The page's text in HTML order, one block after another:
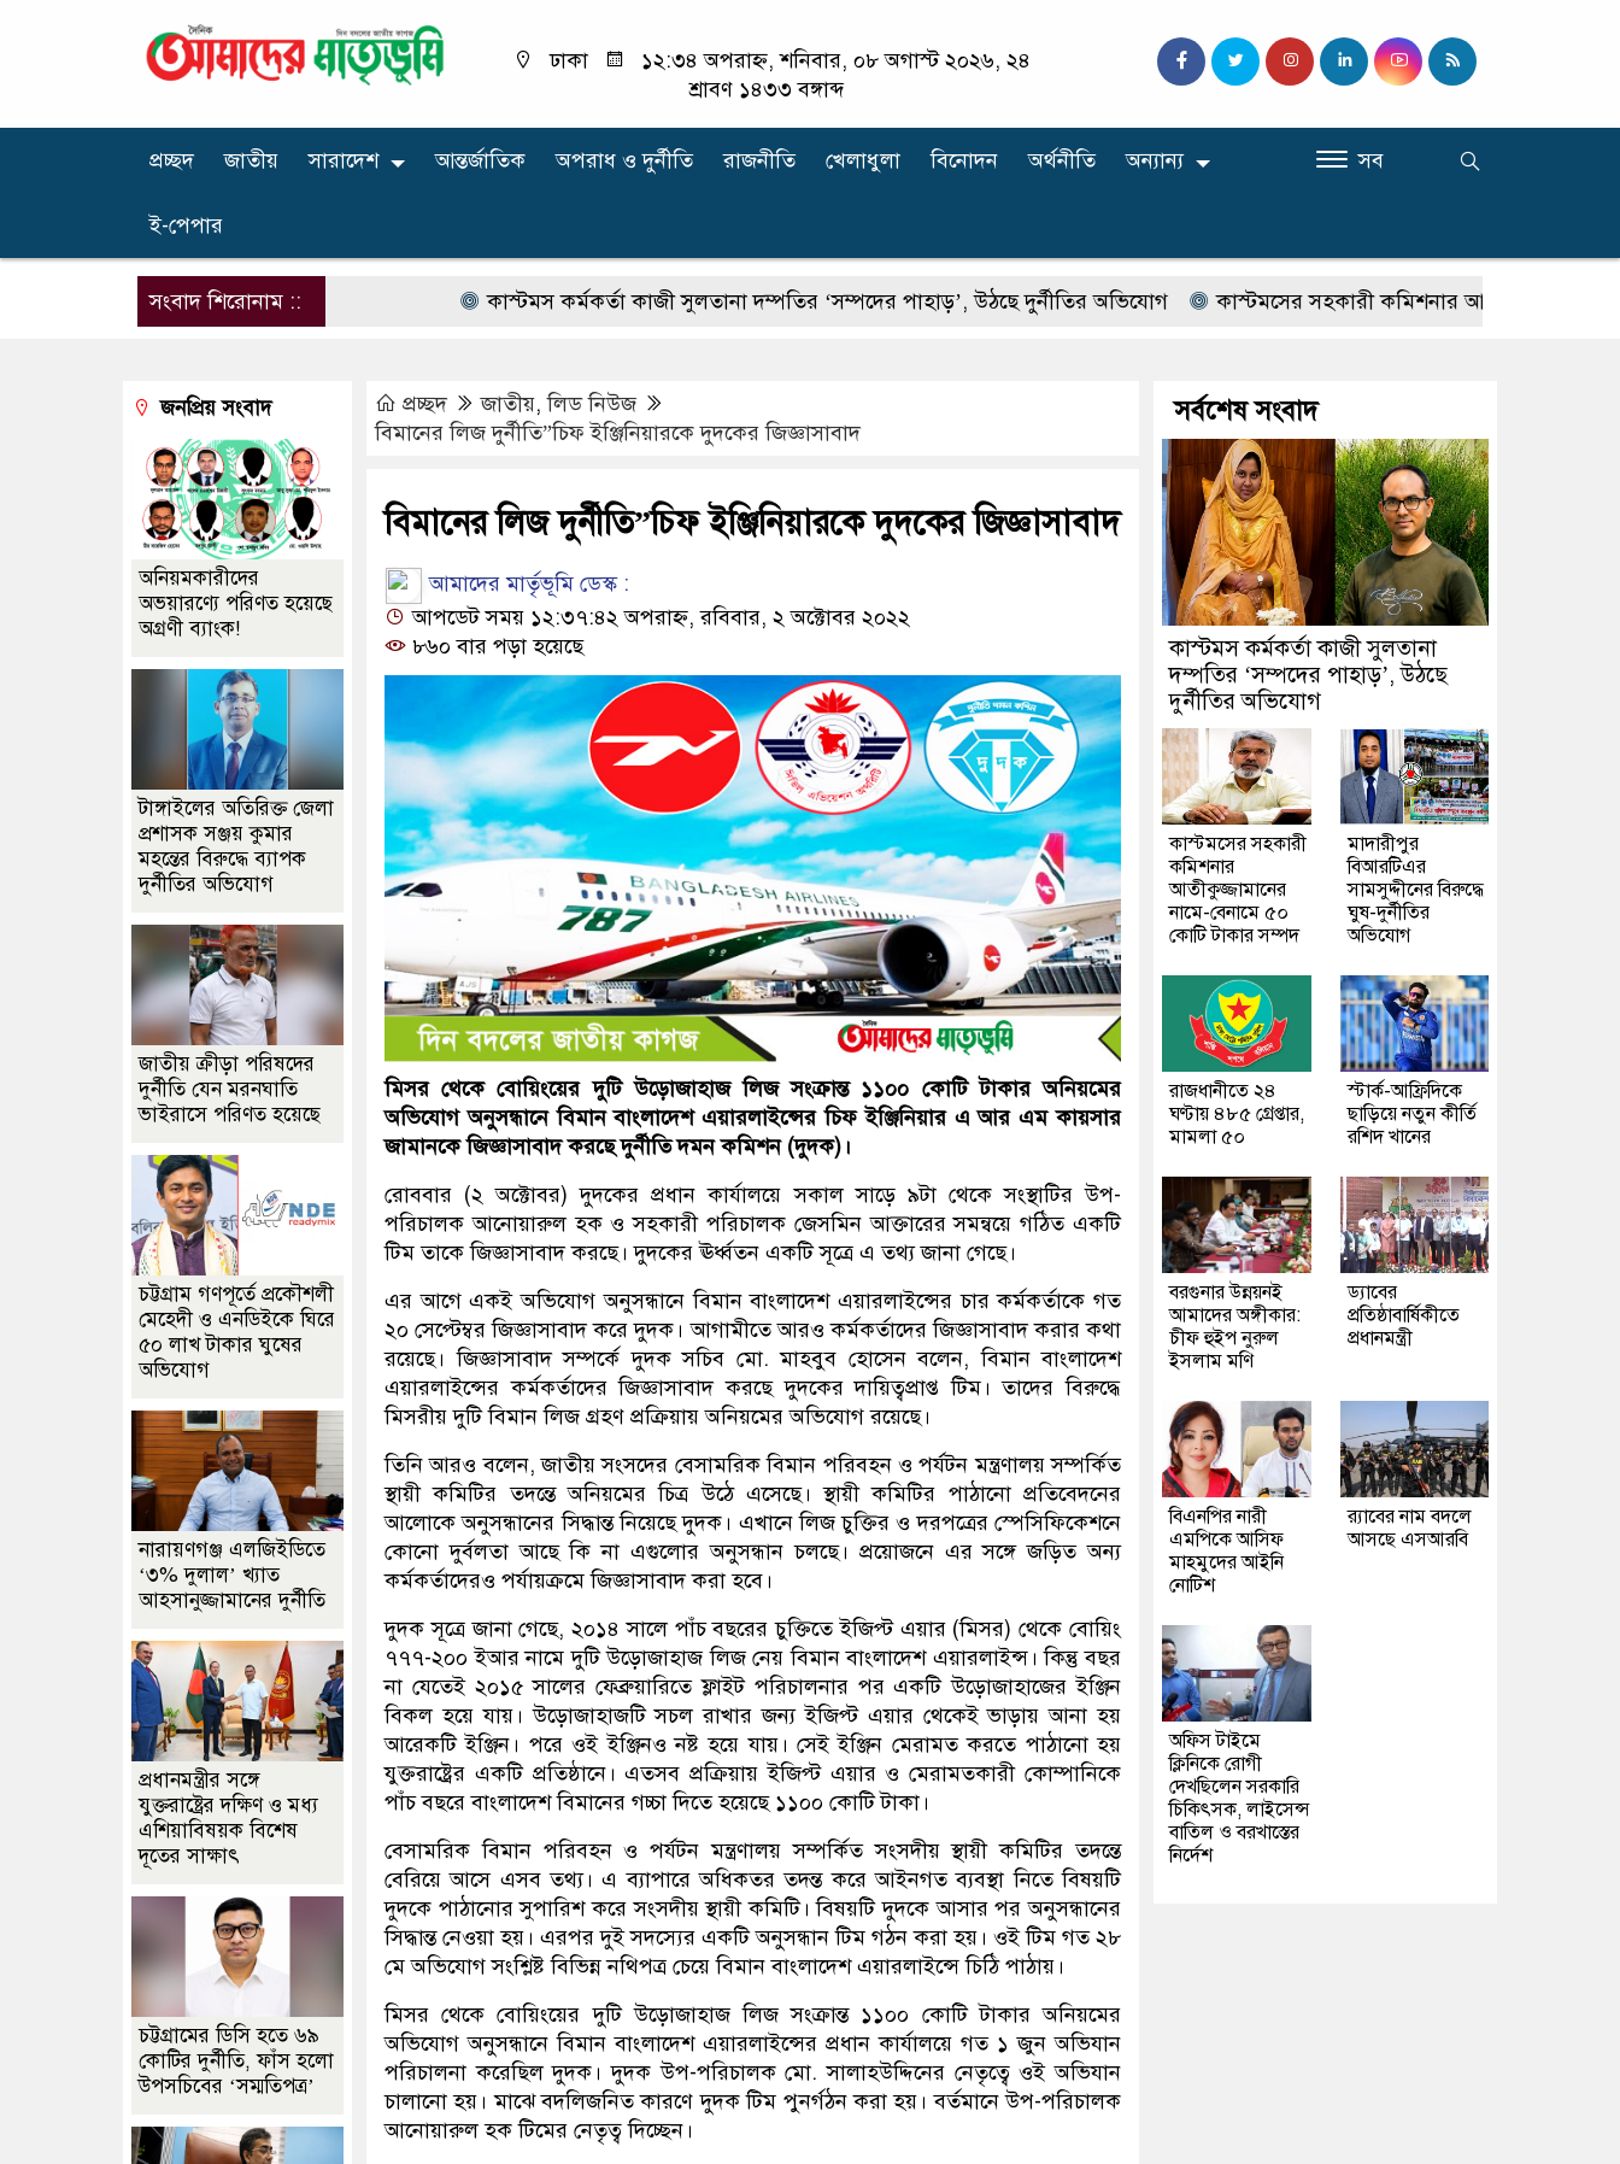
ঢাকা
১২:৩৪ অপরাহ্ন, শনিবার, ০৮ অগাস্ট ২০২৬, ২৪
শ্রাবণ ১৪৩৩ বঙ্গাব্দ
প্রচ্ছদ জাতীয় সারাদেশ আন্তর্জাতিক অপরাধ ‍ও দুর্নীতি রাজনীতি খেলাধুলা বিনোদন অর্থনীতি অন্যান্য
ই-পেপার
সব
সংবাদ শিরোনাম :: কাস্টমস কর্মকর্তা কাজী সুলতানা দম্পতির ‘সম্পদের পাহাড়’, উঠছে দুর্নীতির অভিযোগ কাস্টমসের সহকারী কমিশনার আতীকুজ্জামানের নামে-
প্রচ্ছদ জাতীয়,লিড নিউজ
বিমানের লিজ দুর্নীতি”চিফ ইঞ্জিনিয়ারকে দুদকের জিজ্ঞাসাবাদ
বিমানের লিজ দুর্নীতি”চিফ ইঞ্জিনিয়ারকে দুদকের জিজ্ঞাসাবাদ
আমাদের মার্তৃভূমি ডেস্ক :
আপডেট সময় ১২:৩৭:৪২ অপরাহ্ন, রবিবার, ২ অক্টোবর ২০২২
৮৬০ বার পড়া হয়েছে
মিসর থেকে বোয়িংয়ের দুটি উড়োজাহাজ লিজ সংক্রান্ত ১১০০ কোটি টাকার অনিয়মের
অভিযোগ অনুসন্ধানে বিমান বাংলাদেশ এয়ারলাইন্সের চিফ ইঞ্জিনিয়ার এ আর এম কায়সার
জামানকে জিজ্ঞাসাবাদ করছে দুর্নীতি দমন কমিশন (দুদক)।
রোববার (২ অক্টোবর) দুদকের প্রধান কার্যালয়ে সকাল সাড়ে ৯টা থেকে সংস্থাটির উপ-
পরিচালক আনোয়ারুল হক ও সহকারী পরিচালক জেসমিন আক্তারের সমন্বয়ে গঠিত একটি
টিম তাকে জিজ্ঞাসাবাদ করছে। দুদকের ঊর্ধ্বতন একটি সূত্রে এ তথ্য জানা গেছে।
এর আগে একই অভিযোগ অনুসন্ধানে বিমান বাংলাদেশ এয়ারলাইন্সের চার কর্মকর্তাকে গত
২০ সেপ্টেম্বর জিজ্ঞাসাবাদ করে দুদক। আগামীতে আরও কর্মকর্তাদের জিজ্ঞাসাবাদ করার কথা
রয়েছে। জিজ্ঞাসাবাদ সম্পর্কে দুদক সচিব মো. মাহবুব হোসেন বলেন, বিমান বাংলাদেশ
এয়ারলাইন্সের কর্মকর্তাদের জিজ্ঞাসাবাদ করছে দুদকের দায়িত্বপ্রাপ্ত টিম। তাদের বিরুদ্ধে
মিসরীয় দুটি বিমান লিজ গ্রহণ প্রক্রিয়ায় অনিয়মের অভিযোগ রয়েছে।
তিনি আরও বলেন, জাতীয় সংসদের বেসামরিক বিমান পরিবহন ও পর্যটন মন্ত্রণালয় সম্পর্কিত
স্থায়ী কমিটির তদন্তে অনিয়মের চিত্র উঠে এসেছে। স্থায়ী কমিটির পাঠানো প্রতিবেদনের
আলোকে অনুসন্ধানের সিদ্ধান্ত নিয়েছে দুদক। এখানে লিজ চুক্তির ও দরপত্রের স্পেসিফিকেশনে
কোনো দুর্বলতা আছে কি না এগুলোর অনুসন্ধান চলছে। প্রয়োজনে এর সঙ্গে জড়িত অন্য
কর্মকর্তাদেরও পর্যায়ক্রমে জিজ্ঞাসাবাদ করা হবে।
দুদক সূত্রে জানা গেছে, ২০১৪ সালে পাঁচ বছরের চুক্তিতে ইজিপ্ট এয়ার (মিসর) থেকে বোয়িং
৭৭৭-২০০ ইআর নামে দুটি উড়োজাহাজ লিজ নেয় বিমান বাংলাদেশ এয়ারলাইন্স। কিন্তু বছর
না যেতেই ২০১৫ সালের ফেব্রুয়ারিতে ফ্লাইট পরিচালনার পর একটি উড়োজাহাজের ইঞ্জিন
বিকল হয়ে যায়। উড়োজাহাজটি সচল রাখার জন্য ইজিপ্ট এয়ার থেকেই ভাড়ায় আনা হয়
আরেকটি ইঞ্জিন। পরে ওই ইঞ্জিনও নষ্ট হয়ে যায়। সেই ইঞ্জিন মেরামত করতে পাঠানো হয়
যুক্তরাষ্ট্রের একটি প্রতিষ্ঠানে। এতসব প্রক্রিয়ায় ইজিপ্ট এয়ার ও মেরামতকারী কোম্পানিকে
পাঁচ বছরে বাংলাদেশ বিমানের গচ্চা দিতে হয়েছে ১১০০ কোটি টাকা।
বেসামরিক বিমান পরিবহন ও পর্যটন মন্ত্রণালয় সম্পর্কিত সংসদীয় স্থায়ী কমিটির তদন্তে
বেরিয়ে আসে এসব তথ্য। এ ব্যাপারে অধিকতর তদন্ত করে আইনগত ব্যবস্থা নিতে বিষয়টি
দুদকে পাঠানোর সুপারিশ করে সংসদীয় স্থায়ী কমিটি। বিষয়টি দুদকে আসার পর অনুসন্ধানের
সিদ্ধান্ত নেওয়া হয়। এরপর দুই সদস্যের একটি অনুসন্ধান টিম গঠন করা হয়। ওই টিম গত ২৮
মে অভিযোগ সংশ্লিষ্ট বিভিন্ন নথিপত্র চেয়ে বিমান বাংলাদেশ এয়ারলাইন্সে চিঠি পাঠায়।
মিসর থেকে বোয়িংয়ের দুটি উড়োজাহাজ লিজ সংক্রান্ত ১১০০ কোটি টাকার অনিয়মের
অভিযোগ অনুসন্ধানে বিমান বাংলাদেশ এয়ারলাইন্সের প্রধান কার্যালয়ে গত ১ জুন অভিযান
পরিচালনা করেছিল দুদক। দুদক উপ-পরিচালক মো. সালাহউদ্দিনের নেতৃত্বে ওই অভিযান
চালানো হয়। মাঝে বদলিজনিত কারণে দুদক টিম পুনর্গঠন করা হয়। বর্তমানে উপ-পরিচালক
আনোয়ারুল হক টিমের নেতৃত্ব দিচ্ছেন।
জনপ্রিয় সংবাদ
অনিয়মকারীদের
অভয়ারণ্যে পরিণত হয়েছে
অগ্রণী ব্যাংক!
টাঙ্গাইলের অতিরিক্ত জেলা
প্রশাসক সঞ্জয় কুমার
মহন্তের বিরুদ্ধে ব্যাপক
দুর্নীতির অভিযোগ
জাতীয় ক্রীড়া পরিষদের
দুর্নীতি যেন মরনঘাতি
ভাইরাসে পরিণত হয়েছে
চট্টগ্রাম গণপূর্তে প্রকৌশলী
মেহেদী ও এনডিইকে ঘিরে
৫০ লাখ টাকার ঘুষের
অভিযোগ
নারায়ণগঞ্জ এলজিইডিতে
‘৩% দুলাল’ খ্যাত
আহসানুজ্জামানের দুর্নীতি
প্রধানমন্ত্রীর সঙ্গে
যুক্তরাষ্ট্রের দক্ষিণ ও মধ্য
এশিয়াবিষয়ক বিশেষ
দূতের সাক্ষাৎ
চট্টগ্রামের ডিসি হতে ৬৯
কোটির দুর্নীতি, ফাঁস হলো
উপসচিবের ‘সম্মতিপত্র’
সর্বশেষ সংবাদ
কাস্টমস কর্মকর্তা কাজী সুলতানা
দম্পতির ‘সম্পদের পাহাড়’, উঠছে
দুর্নীতির অভিযোগ
কাস্টমসের সহকারী
কমিশনার
আতীকুজ্জামানের
নামে-বেনামে ৫০
কোটি টাকার সম্পদ
মাদারীপুর
বিআরটিএর
সামসুদ্দীনের বিরুদ্ধে
ঘুষ-দুর্নীতির
অভিযোগ
রাজধানীতে ২৪
ঘণ্টায় ৪৮৫ গ্রেপ্তার,
মামলা ৫০
স্টার্ক-আফ্রিদিকে
ছাড়িয়ে নতুন কীর্তি
রশিদ খানের
বরগুনার উন্নয়নই
আমাদের অঙ্গীকার:
চীফ হুইপ নুরুল
ইসলাম মণি
ড্যাবের
প্রতিষ্ঠাবার্ষিকীতে
প্রধানমন্ত্রী
বিএনপির নারী
এমপিকে আসিফ
মাহমুদের আইনি
নোটিশ
র‍্যাবের নাম বদলে
আসছে এসআরবি
অফিস টাইমে
ক্লিনিকে রোগী
দেখছিলেন সরকারি
চিকিৎসক, লাইসেন্স
বাতিল ও বরখাস্তের
নির্দেশ